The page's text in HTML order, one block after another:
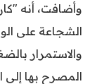
وأضافت، أنه
الشجاعة على
والاستمرار
المصرح بها إلى